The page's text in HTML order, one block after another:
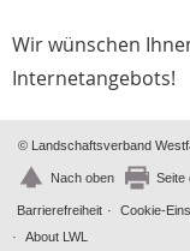
Wir wünschen
Internetangebots!
© Landschaftsverband
Nach oben Seite
Barrierefreiheit Cookie-
About LWL